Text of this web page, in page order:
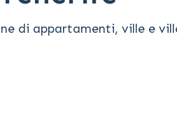
di appartamenti, ville e